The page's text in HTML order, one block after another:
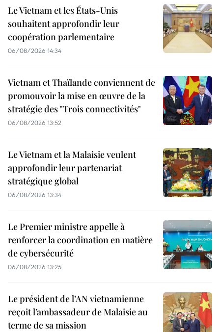
Le Vietnam et les États-Unis
souhaitent approfondir leur
coopération parlementaire
06/08/2026 14:34
Vietnam et Thaïlande conviennent de
promouvoir la mise en œuvre de la
stratégie des "Trois connectivités"
06/08/2026 13:52
Le Vietnam et la Malaisie veulent
approfondir leur partenariat
stratégique global
06/08/2026 13:34
Le Premier ministre appelle à
renforcer la coordination en matière
de cybersécurité
06/08/2026 13:25
Le président de l’AN vietnamienne
reçoit l’ambassadeur de Malaisie au
terme de sa mission